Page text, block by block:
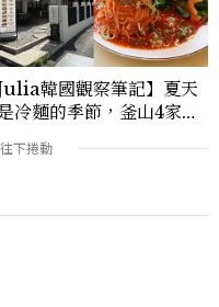
Julia韓國觀察筆記】夏天
冷麵的季節，釜山4家必